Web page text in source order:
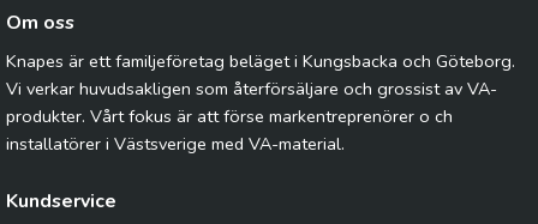
Om oss
Knapes är ett familjeföretag beläget i Kungsbacka och Göteborg.
Vi verkar huvudsakligen som återförsäljare och grossist av VA-
produkter. Vårt fokus är att förse markentreprenörer o ch
installatörer i Västsverige med VA-material.
Kundservice